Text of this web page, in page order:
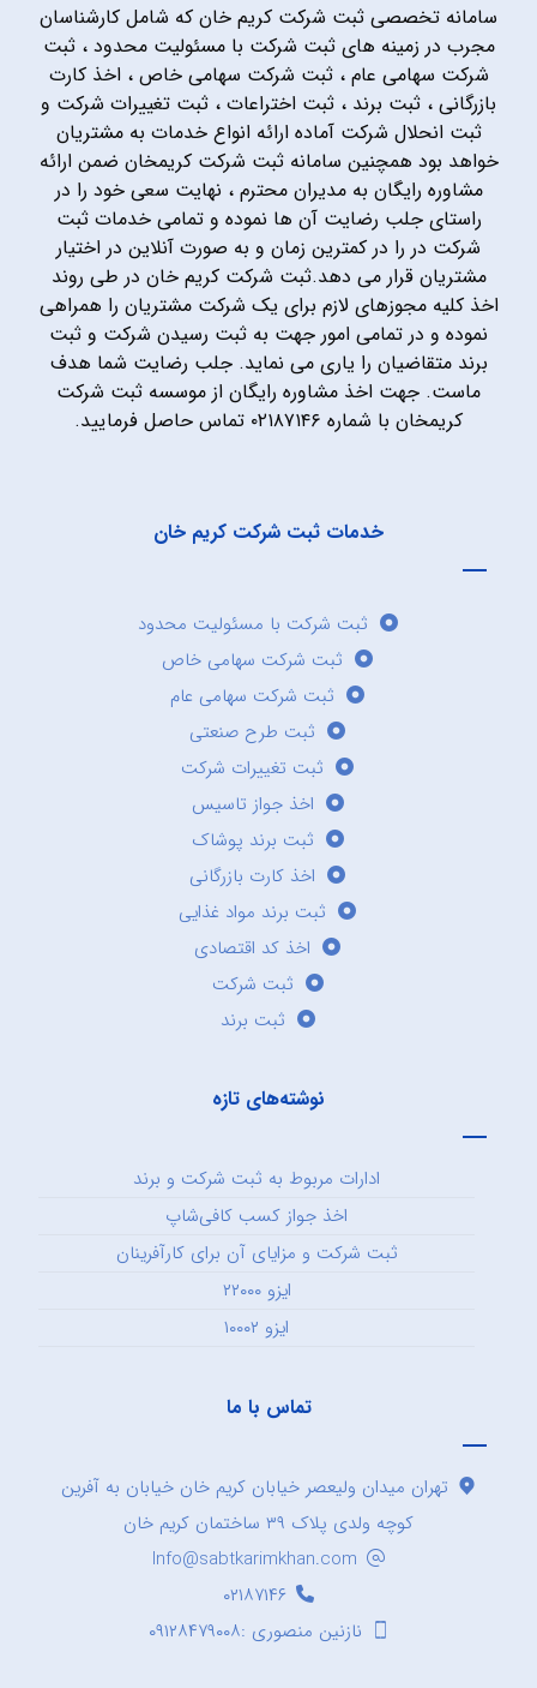
سامانه تخصصی ثبت شرکت کریم خان که شامل کارشناسان
مجرب در زمینه های ثبت شرکت با مسئولیت محدود ، ثبت
شرکت سهامی عام ، ثبت شرکت سهامی خاص ، اخذ کارت
بازرگانی ، ثبت برند ، ثبت اختراعات ، ثبت تغییرات شرکت و
ثبت انحلال شرکت آماده ارائه انواع خدمات به مشتریان
خواهد بود همچنین سامانه ثبت شرکت کریمخان ضمن ارائه
مشاوره رایگان به مدیران محترم ، نهایت سعی خود را در
راستای جلب رضایت آن ها نموده و تمامی خدمات ثبت
شرکت در را در کمترین زمان و به صورت آنلاین در اختیار
مشتریان قرار می دهد.ثبت شرکت کریم خان در طی روند
اخذ کلیه مجوزهای لازم برای یک شرکت مشتریان را همراهی
نموده و در تمامی امور جهت به ثبت رسیدن شرکت و ثبت
برند متقاضیان را یاری می نماید. جلب رضایت شما هدف
ماست. جهت اخذ مشاوره رایگان از موسسه ثبت شرکت
کریمخان با شماره ۰۲۱۸۷۱۴۶ تماس حاصل فرمایید.
خدمات ثبت شرکت کریم خان
ثبت شرکت با مسئولیت محدود
ثبت شرکت سهامی خاص
ثبت شرکت سهامی عام
ثبت طرح صنعتی
ثبت تغییرات شرکت
اخذ جواز تاسیس
ثبت برند پوشاک
اخذ کارت بازرگانی
ثبت برند مواد غذایی
اخذ کد اقتصادی
ثبت شرکت
ثبت برند
نوشته‌های تازه
ادارات مربوط به ثبت شرکت و برند
اخذ جواز کسب کافی‌شاپ
ثبت شرکت و مزایای آن برای کارآفرینان
ایزو ۲۲۰۰۰
ایزو ۱۰۰۰۲
تماس با ما
تهران میدان ولیعصر خیابان کریم خان خیابان به آفرین
کوچه ولدی پلاک ۳۹ ساختمان کریم خان
Info@sabtkarimkhan.com
۰۲۱۸۷۱۴۶
نازنین منصوری :۰۹۱۲۸۴۷۹۰۰۸